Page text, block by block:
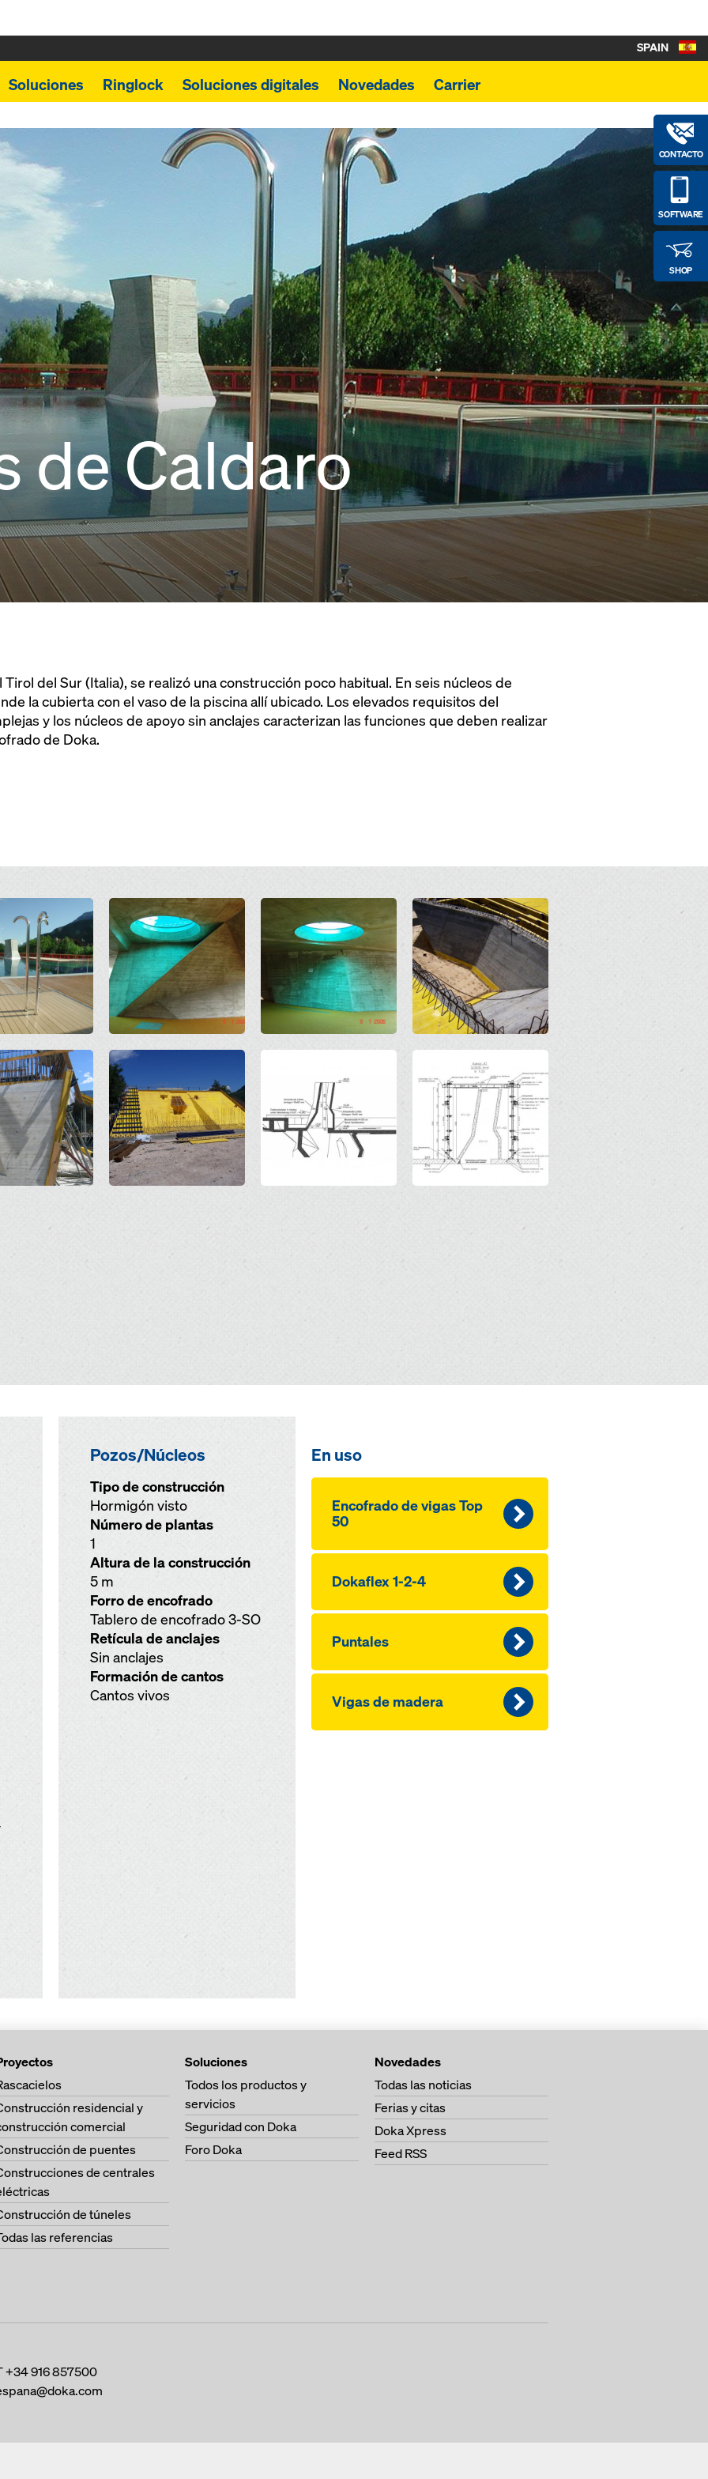
Soluciones Ringlock Soluciones digitales Novedades Carrier
CONTACTO
SOFTWARE
SHOP
SPAIN
de Caldaro
Tirol del Sur (Italia), se realizó una construcción poco habitual. En seis núcleos de
la cubierta con el vaso de la piscina allí ubicado. Los elevados requisitos del
y los núcleos de apoyo sin anclajes caracterizan las funciones que deben realizar
de Doka.
Open Open Open
Open
Pozos/Núcleos
Tipo de construcción
Hormigón visto
Número de plantas
1
Altura de la construcción
5 m
Forro de encofrado
Tablero de encofrado 3-SO
Retícula de anclajes
Sin anclajes
Formación de cantos
Cantos vivos
En uso
Encofra­do de vi­gas Top
50
Dokaflex 1-2-4
Puntales
Vi­gas de madera
residencial y
comercial
de puentes
de centrales
de túneles
las referencias
Soluciones
Todos los productos y
servicios
Seguridad con Doka
Foro Doka
Novedades
Todas las noticias
Ferias y citas
Doka Xpress
Feed RSS
+34 916 857500